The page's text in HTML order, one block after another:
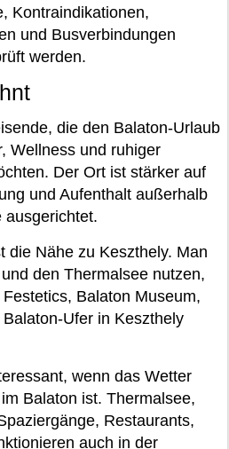
Kontraindikationen,
und Busverbindungen
werden.
die den Balaton-Urlaub
Wellness und ruhiger
Der Ort ist stärker auf
und Aufenthalt außerhalb
ausgerichtet.
die Nähe zu Keszthely. Man
den Thermalsee nutzen,
Balaton Museum,
Ufer in Keszthely
wenn das Wetter
Balaton ist. Thermalsee,
Restaurants,
auch in der